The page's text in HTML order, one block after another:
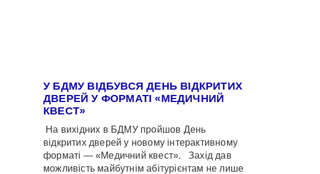
У БДМУ ВІДБУВСЯ ДЕНЬ ВІДКРИТИХ
ДВЕРЕЙ У ФОРМАТІ «МЕДИЧНИЙ
КВЕСТ»
На вихідних в БДМУ пройшов День
відкритих дверей у новому інтерактивному
форматі — «Медичний квест». Захід дав
можливість майбутнім абітурієнтам не лише